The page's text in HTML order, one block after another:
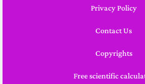
Privacy Policy
Contact Us
Copyrights
Free scientific